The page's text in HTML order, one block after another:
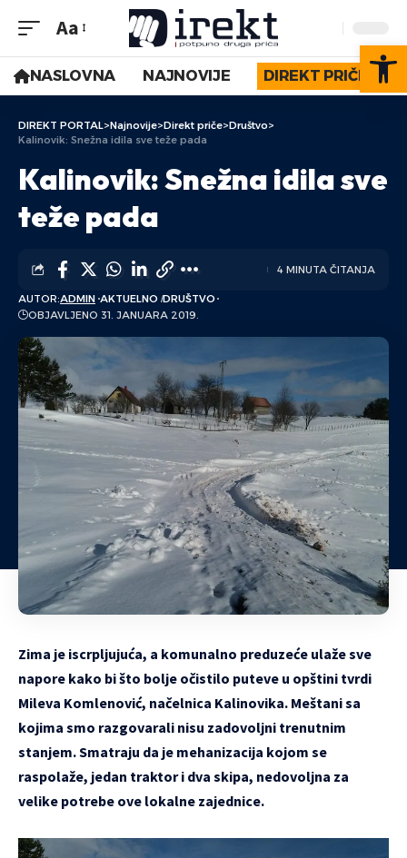
Aa
NASLOVNA NAJNOVIJE DIREKT PRIČE
DIREKT PORTAL>Najnovije>Direkt priče>Društvo>
Kalinovik: Snežna idila sve teže pada
Kalinovik: Snežna idila sve
teže pada
AUTOR:ADMIN AKTUELNO DRUŠTVO
OBJAVLJENO 31. JANUARA 2019.
4 MINUTA ČITANJA
Zima je iscrpljujuća, a komunalno preduzeće ulaže sve
napore kako bi što bolje očistilo puteve u opštini tvrdi
Mileva Komlenović, načelnica Kalinovika. Meštani sa
kojima smo razgovarali nisu zadovoljni trenutnim
stanjem. Smatraju da je mehanizacija kojom se
raspolaže, jedan traktor i dva skipa, nedovoljna za
velike potrebe ove lokalne zajednice.